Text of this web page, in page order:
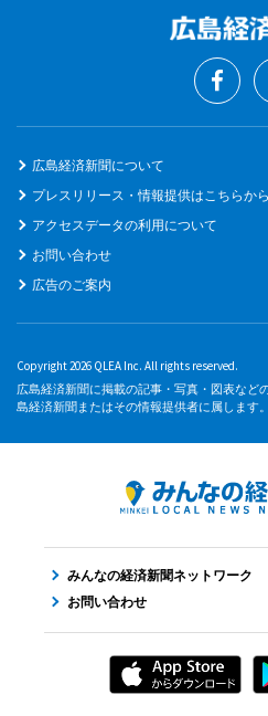
広島経済新聞について
プレスリリース・情報提供はこちらから
アクセスデータの利用について
お問い合わせ
広告のご案内
Copyright 2026 QLEA Inc. All rights reserved.
広島経済新聞に掲載の記事・写真・図表など
島経済新聞またはその情報提供者に属します。
みんなの経済新聞ネットワーク
お問い合わせ